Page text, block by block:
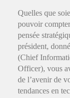
Quelles que
pouvoir
pensée
président,
(Chief
Officer), vous
de l’avenir de
tendances en